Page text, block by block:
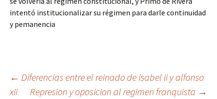
intentó institucionalizar su régimen para darle continuidad
y pemanencia
Navegación
← Diferencias entre el reinado de isabel ii y alfonso
xii
Represion y oposicion al regimen franquista →